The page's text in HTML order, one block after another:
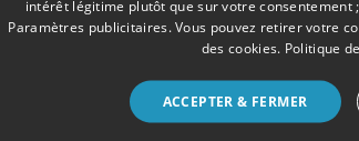
29 min- Publié
Highway
intérêt légitime plutôt que sur votre consentement
Paramètres publicitaires. Vous pouvez retirer votre
des cookies. Politique
ACCEPTER & FERMER